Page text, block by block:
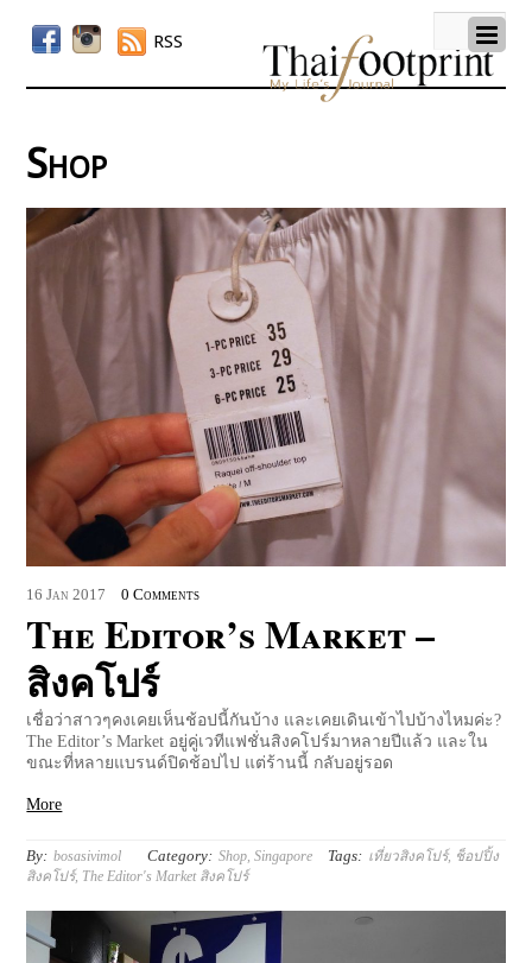
RSS
Shop
16 Jan 2017 0 Comments
The Editor’s Market –
สิงคโปร์
เชื่อว่าสาวๆคงเคยเห็นช้อปนี้กันบ้าง และเคยเดินเข้าไปบ้างไหมค่ะ?
The Editor’s Market อยู่คู่เวทีแฟชั่นสิงคโปร์มาหลายปีแล้ว และใน
ขณะที่หลายแบรนด์ปิดช้อปไป แต่ร้านนี้ กลับอยู่รอด
More
By: bosasivimol Category: Shop ,Singapore Tags: เที่ยวสิงคโปร์, ช็อปปิ้ง
สิงคโปร์, The Editor's Market สิงคโปร์